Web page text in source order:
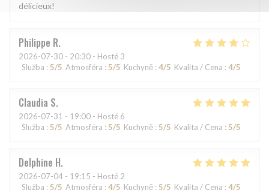
délicieux!
Philippe R
2026-07-30 - 20:30 - Hosté 3
Služba : 5/5 Atmosféra : 5/5 Kuchyně : 4/5 Kvalita / Cena : 4/5
Claudia S
2026-07-31 - 19:00 - Hosté 6
Služba : 5/5 Atmosféra : 5/5 Kuchyně : 5/5 Kvalita / Cena : 5/5
Delphine H
2026-07-04 - 19:15 - Hosté 2
Služba : 5/5 Atmosféra : 4/5 Kuchyně : 5/5 Kvalita / Cena : 4/5